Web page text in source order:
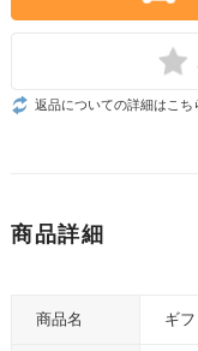
返品についての詳細はこち
商品詳細
商品名 ギ